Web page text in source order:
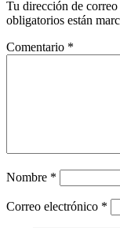
Tu dirección de
obligatorios están
Comentario *
Nombre *
Correo electrónico *